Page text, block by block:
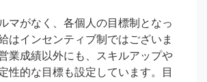
マがなく、各個人の目標制となっ
はインセンティブ制ではございま
業成績以外にも、スキルアップや
性的な目標も設定しています。目